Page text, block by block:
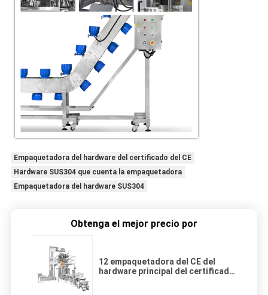
Empaquetadora del hardware del certificado del CE
Hardware SUS304 que cuenta la empaquetadora
Empaquetadora del hardware SUS304
Obtenga el mejor precio por
12 empaquetadora del CE del
hardware principal del certificado